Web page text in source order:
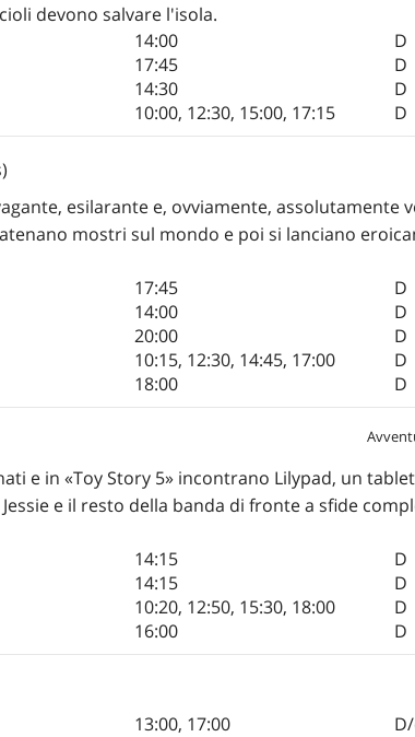
devono salvare l'isola.
14:00 D
17:45 D
14:30 D
10:00, 12:30, 15:00, 17:15 D
esilarante e, ovviamente, assolutamente
mostri sul mondo e poi si lanciano
17:45 D
14:00 D
20:00 D
10:15, 12:30, 14:45, 17:00 D
18:00 D
e in «Toy Story 5» incontrano Lilypad, un
e il resto della banda di fronte a sfide
14:15 D
14:15 D
10:20, 12:50, 15:30, 18:00 D
16:00 D
13:00, 17:00